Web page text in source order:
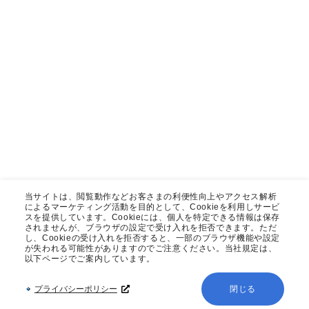
当サイトは、閲覧動作などお客さまの利便性向上やアクセス解析
によるマーケティング活動を目的として、Cookieを利用しサービ
スを提供しています。Cookieには、個人を特定できる情報は保存
されませんが、ブラウザの設定で受け入れを拒否できます。ただ
し、Cookieの受け入れを拒否すると、一部のブラウザ機能や設定
が失われる可能性がありますのでご注意ください。当社規定は、
以下ページでご案内しています。
プライバシーポリシー 閉じる